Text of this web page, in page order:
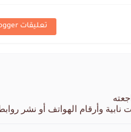
تعليقات Blogger
نابية وأرقام الهواتف أو نشر